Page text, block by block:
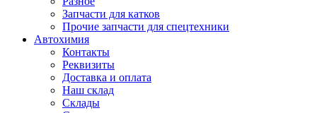
Запчасти для катков
Прочие запчасти для спецтехники
Автохимия
Контакты
Реквизиты
Доставка и оплата
Наш склад
Склады